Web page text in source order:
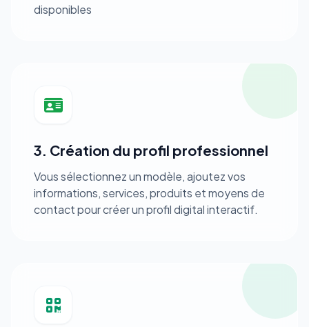
disponibles
3. Création du profil professionnel
Vous sélectionnez un modèle, ajoutez vos
informations, services, produits et moyens de
contact pour créer un profil digital interactif.